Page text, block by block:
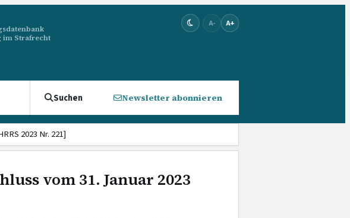
im Strafrecht
A- A+
Suchen Newsletter abonnieren
2023 Nr. 221]
vom 31. Januar 2023